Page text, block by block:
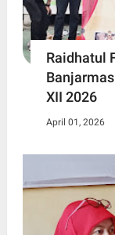
Raidhatul
XII 2026
April 01, 2026